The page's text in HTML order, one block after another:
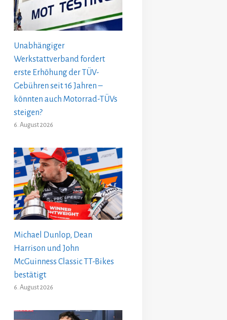
Unabhängiger
Werkstattverband fordert
erste Erhöhung der TÜV-
Gebühren seit 16 Jahren –
könnten auch Motorrad-TÜVs
steigen?
6. August 2026
Michael Dunlop, Dean
Harrison und John
McGuinness Classic TT-Bikes
bestätigt
6. August 2026